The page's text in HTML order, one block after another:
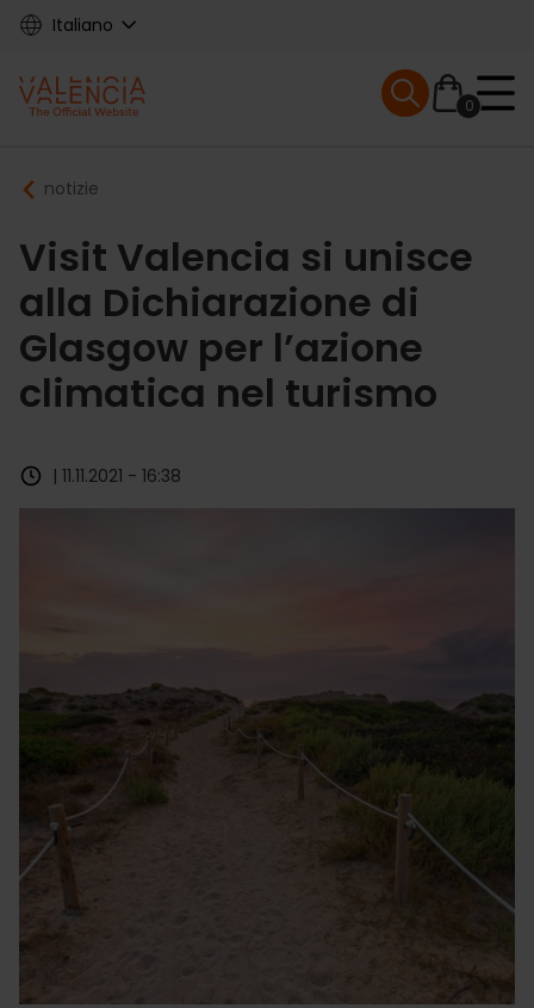
Skip
content
Italiano
Main
navigation
0
Mobile menu
Breadcrumb
notizie
Visit Valencia si unisce
alla Dichiarazione di
Glasgow per l’azione
climatica nel turismo
| 11.11.2021 - 16:38